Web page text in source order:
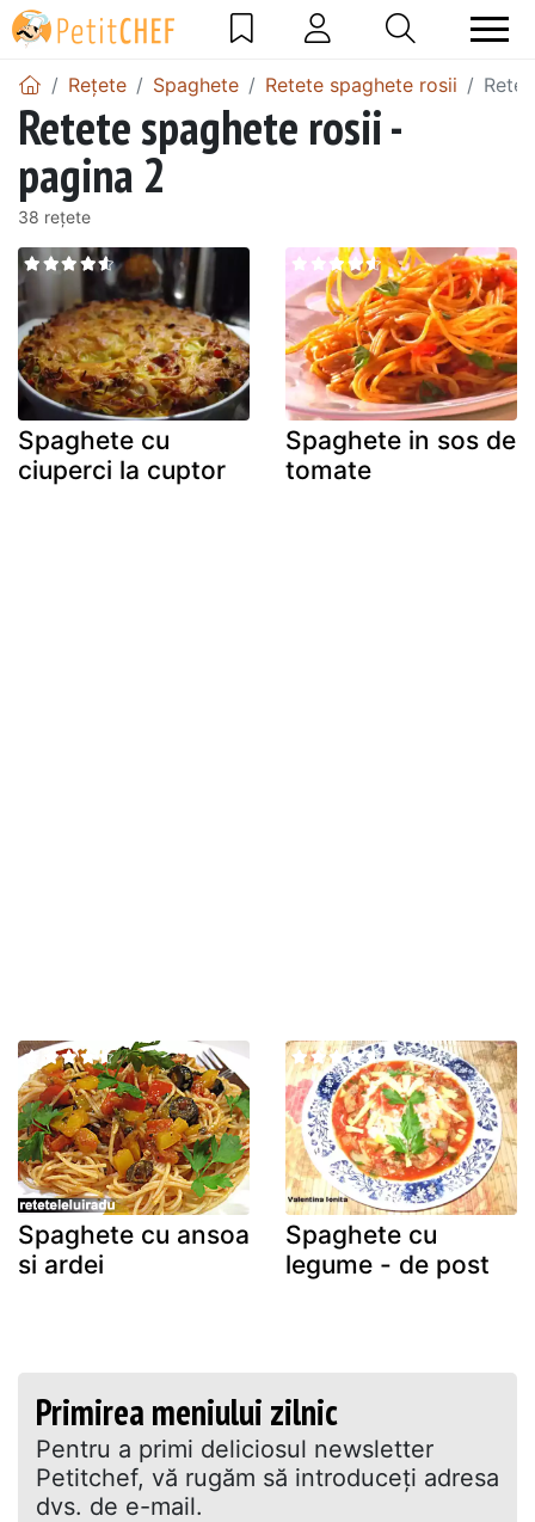
Rețete Spaghete Retete spaghete rosii
Retete spaghete rosii -
pagina 2
38 rețete
Spaghete cu
ciuperci la cuptor
Spaghete in sos de
tomate
Spaghete cu ansoa
si ardei
Spaghete cu
legume - de post
Primirea meniului zilnic
Pentru a primi deliciosul newsletter
Petitchef, vă rugăm să introduceţi adresa
dvs. de e-mail.